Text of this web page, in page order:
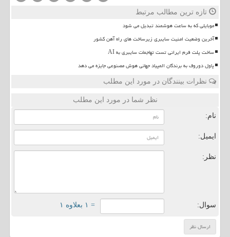
تازه ترین مطالب مرتبط
موبایلی که به ساعت هوشمند تبدیل می شود
آخرین وضعیت امنیت سایبری زیرساخت های راه آهن کشور
ساخت پلت فرم ایرانی تست تهاجمات سایبری به AI
پاول دوروف به برندگان المپیاد جهانی هوش مصنوعی جایزه می دهد
نظرات بینندگان در مورد این مطلب
نظر شما در مورد این مطلب
نام:
ایمیل:
نظر:
سوال: = ۱ بعلاوه ۱